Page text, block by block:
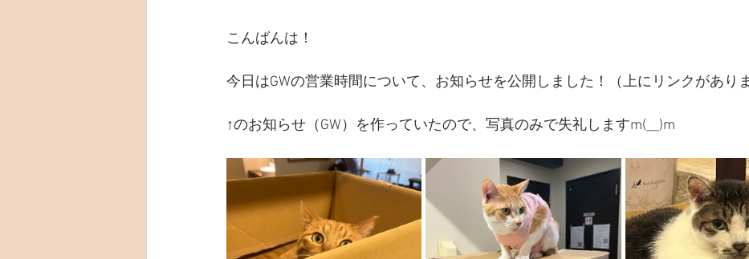
こんばんは！
今日はGWの営業時間について、お知らせを公開しました！（上にリンクがありま
↑のお知らせ（GW）を作っていたので、写真のみで失礼しますm(__)m